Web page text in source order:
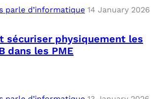
parle d’informatique 14 January 2026
sécuriser physiquement les
dans les PME